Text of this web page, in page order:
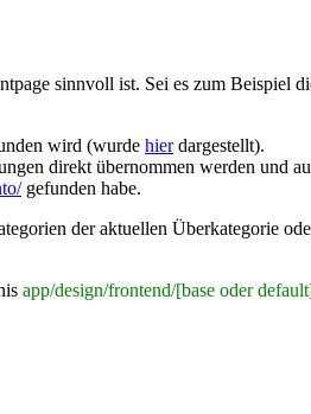
sinnvoll ist. Sei es zum Beispiel
wird (wurde hierdargestellt).
direkt übernommen werden und
gefunden habe.
der aktuellen Überkategorie
app/design/frontend/[base oder